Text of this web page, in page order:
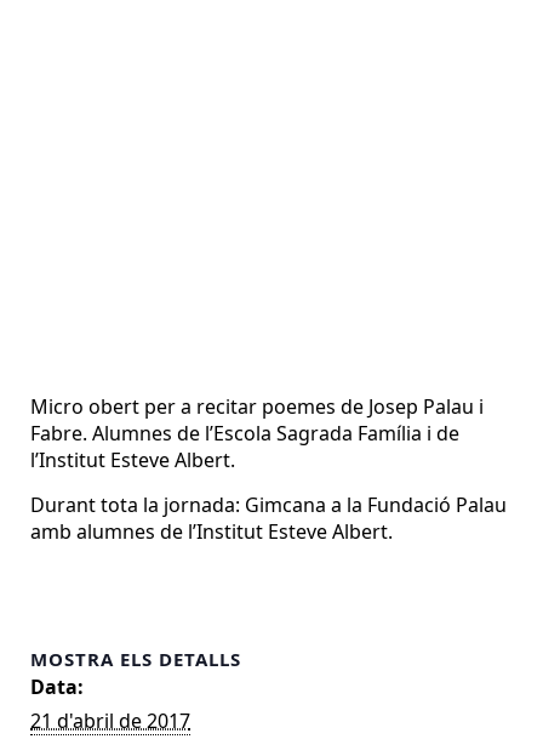
Micro obert per a recitar poemes de Josep Palau i
Fabre. Alumnes de l’Escola Sagrada Família i de
l’Institut Esteve Albert.
Durant tota la jornada: Gimcana a la Fundació Palau
amb alumnes de l’Institut Esteve Albert.
MOSTRA ELS DETALLS
Data:
21 d'abril de 2017